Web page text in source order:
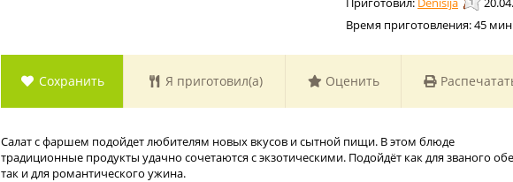
Время приготовления:45 мин
Сохранить Я приготовил(а) Оценить
Салат с фаршем подойдет любителям новых вкусов и сытной пищи. В этом блюде
традиционные продукты удачно сочетаются с экзотическими. Подойдёт как для званого
так и для романтического ужина.